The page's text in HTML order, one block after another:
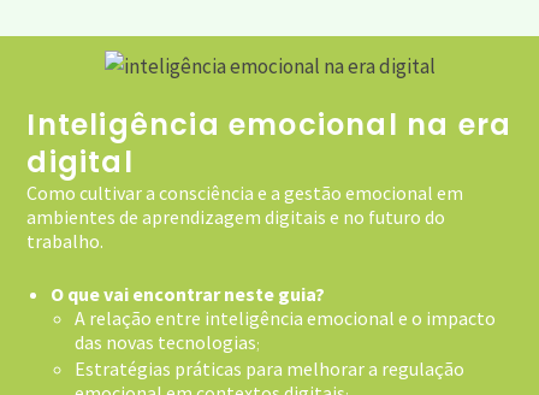
Inteligência emocional na era
digital
Como cultivar a consciência e a gestão emocional em
ambientes de aprendizagem digitais e no futuro do
trabalho.
O que vai encontrar neste guia?
A relação entre inteligência emocional e o impacto
das novas tecnologias;
Estratégias práticas para melhorar a regulação